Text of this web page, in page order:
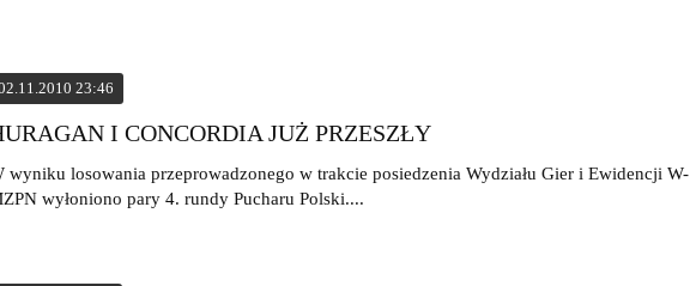
23:46
I CONCORDIA JUŻ PRZESZŁY
wyniku losowania przeprowadzonego w trakcie posiedzenia Wydziału Gier i Ewidencji W-
wyłoniono pary 4. rundy Pucharu Polski....